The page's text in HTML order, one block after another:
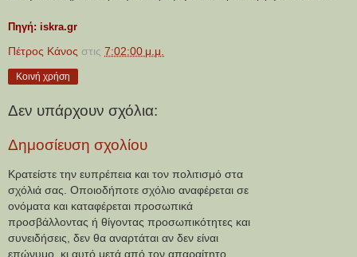
Πηγή: iskra.gr
Πέτρος Κάνος στις 7:02:00 μ.μ.
Κοινή χρήση
Δεν υπάρχουν σχόλια:
Δημοσίευση σχολίου
Κρατείστε την ευπρέπεια και τον πολιτισμό στα
σχόλιά σας. Οποιοδήποτε σχόλιο αναφέρεται σε
ονόματα και καταφέρεται προσωπικά
προσβάλλοντας ή θίγοντας προσωπικότητες και
συνειδήσεις, δεν θα αναρτάται αν δεν είναι
επώνυμο, κι αυτό μετά από τον απαραίτητο